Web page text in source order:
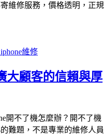
維修服務，價格透明，正規
類
iphone維修
大顧客的信賴與厚
開不了機怎麼辦？開不了機
難題，不是專業的維修人員